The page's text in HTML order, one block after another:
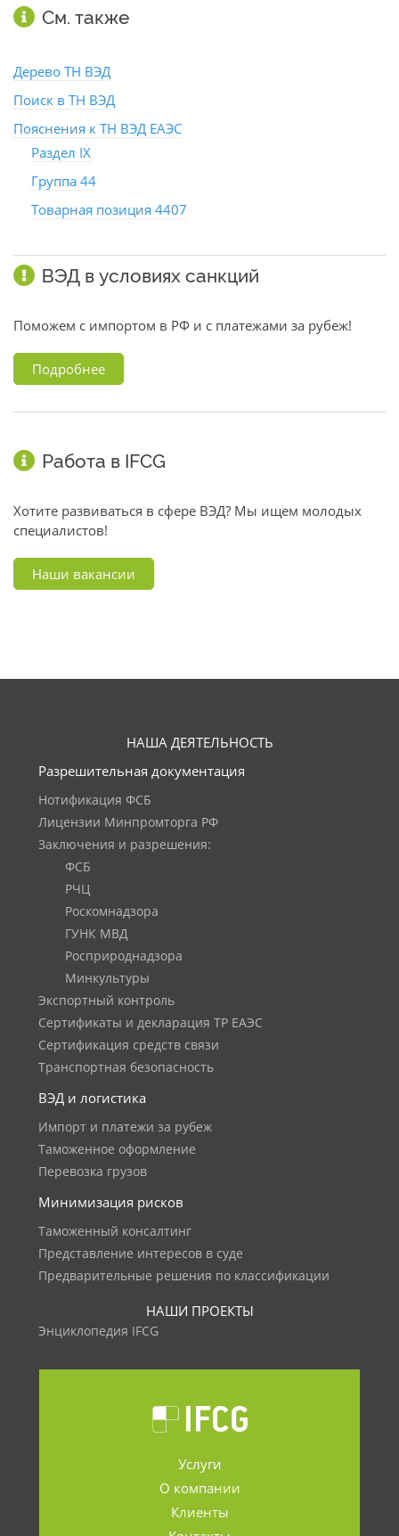
См. также
Дерево ТН ВЭД
Поиск в ТН ВЭД
Пояснения к ТН ВЭД ЕАЭС
Раздел IX
Группа 44
Товарная позиция 4407
ВЭД в условиях санкций
Поможем с импортом в РФ и с платежами за рубеж!
Подробнее
Работа в IFCG
Хотите развиваться в сфере ВЭД? Мы ищем молодых
специалистов!
Наши вакансии
НАША ДЕЯТЕЛЬНОСТЬ
Разрешительная документация
Нотификация ФСБ
Лицензии Минпромторга РФ
Заключения и разрешения:
ФСБ
РЧЦ
Роскомнадзора
ГУНК МВД
Росприроднадзора
Минкультуры
Экспортный контроль
Сертификаты и декларация ТР ЕАЭС
Сертификация средств связи
Транспортная безопасность
ВЭД и логистика
Импорт и платежи за рубеж
Таможенное оформление
Перевозка грузов
Минимизация рисков
Таможенный консалтинг
Представление интересов в суде
Предварительные решения по классификации
НАШИ ПРОЕКТЫ
Энциклопедия IFCG
Услуги
О компании
Клиенты